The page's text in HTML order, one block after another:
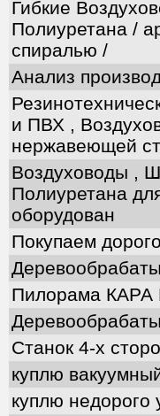
Гибкие
Полиуретана /
спиралью /
Анализ
и ПВХ ,
нержавеющей
Воздуховоды ,
Полиуретана
оборудован
Покупаем
Пилорама КАРА
Станок 4-х
куплю
куплю недорого